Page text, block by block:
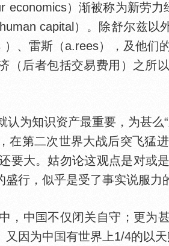
）渐被称为新劳力
capital）。除舒尔兹以
、雷斯（a.rees），及他们
（后者包括交易费用）之所
知识资产最重要，为甚么“
在第二次世界大战后突飞猛
要大。姑勿论这观点是对或
行，似乎是受了事实说服力
，中 不仅闭关自守；更为
又因为中 有世界上1/4的以